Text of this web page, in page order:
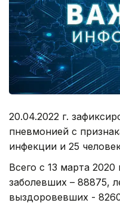
20.04.2022 г.
пневмонией с
инфекции и 25
Всего с 13 марта 2020
заболевших – 88875,
выздоровевших -